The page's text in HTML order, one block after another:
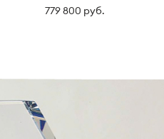
779 800 руб.